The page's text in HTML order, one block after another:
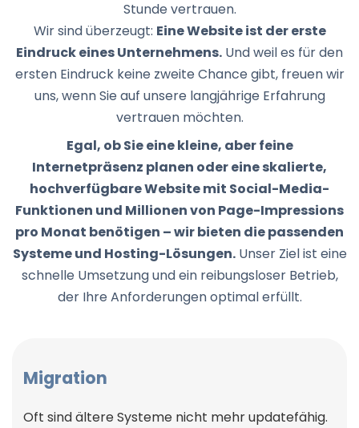
Stunde vertrauen.
Wir sind überzeugt: Eine Website ist der erste
Eindruck eines Unternehmens. Und weil es für den
ersten Eindruck keine zweite Chance gibt, freuen wir
uns, wenn Sie auf unsere langjährige Erfahrung
vertrauen möchten.
Egal, ob Sie eine kleine, aber feine
Internetpräsenz planen oder eine skalierte,
hochverfügbare Website mit Social-Media-
Funktionen und Millionen von Page-Impressions
pro Monat benötigen – wir bieten die passenden
Systeme und Hosting-Lösungen.Unser Ziel ist eine
schnelle Umsetzung und ein reibungsloser Betrieb,
der Ihre Anforderungen optimal erfüllt.
Migration
Oft sind ältere Systeme nicht mehr updatefähig.